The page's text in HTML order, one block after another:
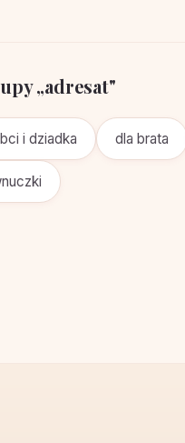
„adresat"
i dziadka dla brata